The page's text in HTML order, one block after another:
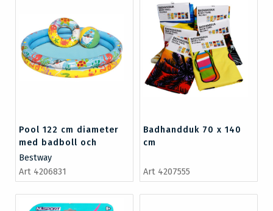
Pool 122 cm diameter
med badboll och
simring
Bestway
Art 4206831
Badhandduk 70 x 140
cm
Art 4207555